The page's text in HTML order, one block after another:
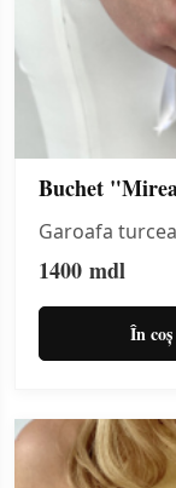
Buchet
Garoafa
1400 mdl
În coș